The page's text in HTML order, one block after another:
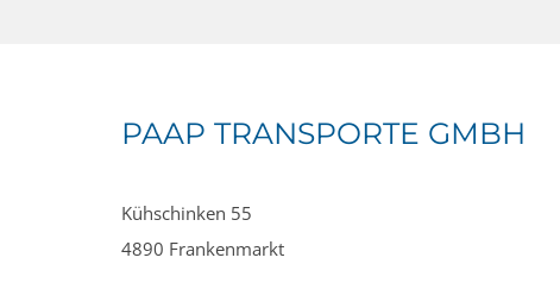
PAAP TRANSPORTE GMBH
Kühschinken 55
4890 Frankenmarkt